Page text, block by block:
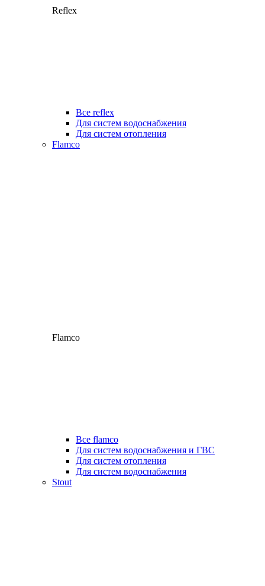
Reflex
Все reflex
Для систем водоснабжения
Для систем отопления
Flamco
Flamco
Все flamco
Для систем водоснабжения и ГВС
Для систем отопления
Для систем водоснабжения
Stout